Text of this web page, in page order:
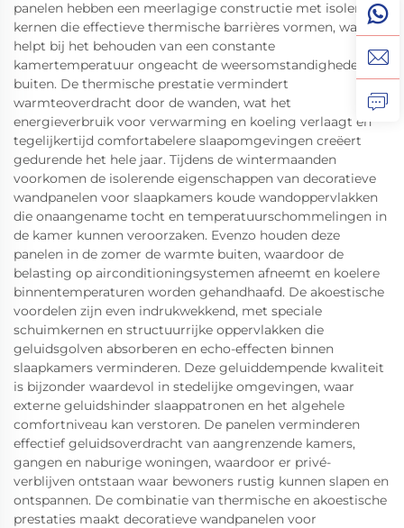
panelen hebben een meerlagige constructie met isolerende
kernen die effectieve thermische barrières vormen, wat
helpt bij het behouden van een constante
kamertemperatuur ongeacht de weersomstandigheden
buiten. De thermische prestatie vermindert
warmteoverdracht door de wanden, wat het
energieverbruik voor verwarming en koeling verlaagt en
tegelijkertijd comfortabelere slaapomgevingen creëert
gedurende het hele jaar. Tijdens de wintermaanden
voorkomen de isolerende eigenschappen van decoratieve
wandpanelen voor slaapkamers koude wandoppervlakken
die onaangename tocht en temperatuurschommelingen in
de kamer kunnen veroorzaken. Evenzo houden deze
panelen in de zomer de warmte buiten, waardoor de
belasting op airconditioningsystemen afneemt en koelere
binnentemperaturen worden gehandhaafd. De akoestische
voordelen zijn even indrukwekkend, met speciale
schuimkernen en structuurrijke oppervlakken die
geluidsgolven absorberen en echo-effecten binnen
slaapkamers verminderen. Deze geluiddempende kwaliteit
is bijzonder waardevol in stedelijke omgevingen, waar
externe geluidshinder slaappatronen en het algehele
comfortniveau kan verstoren. De panelen verminderen
effectief geluidsoverdracht van aangrenzende kamers,
gangen en naburige woningen, waardoor er privé-
verblijven ontstaan waar bewoners rustig kunnen slapen en
ontspannen. De combinatie van thermische en akoestische
prestaties maakt decoratieve wandpanelen voor